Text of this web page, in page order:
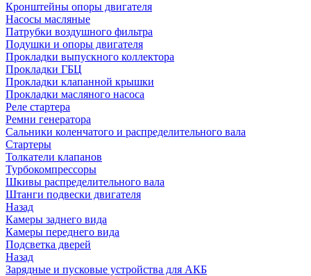
Кронштейны опоры двигателя
Насосы масляные
Патрубки воздушного фильтра
Подушки и опоры двигателя
Прокладки выпускного коллектора
Прокладки ГБЦ
Прокладки клапанной крышки
Прокладки масляного насоса
Реле стартера
Ремни генератора
Сальники коленчатого и распределительного вала
Стартеры
Толкатели клапанов
Турбокомпрессоры
Шкивы распределительного вала
Штанги подвески двигателя
Назад
Камеры заднего вида
Камеры переднего вида
Подсветка дверей
Назад
Зарядные и пусковые устройства для АКБ